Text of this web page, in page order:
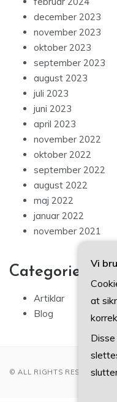
december 2023
november 2023
oktober 2023
september 2023
august 2023
juli 2023
juni 2023
april 2023
november 2022
oktober 2022
september 2022
august 2022
maj 2022
januar 2022
november 2021
Categories
Artiklar
Blog
© ALL RIGHTS RESERVED
Vi
at